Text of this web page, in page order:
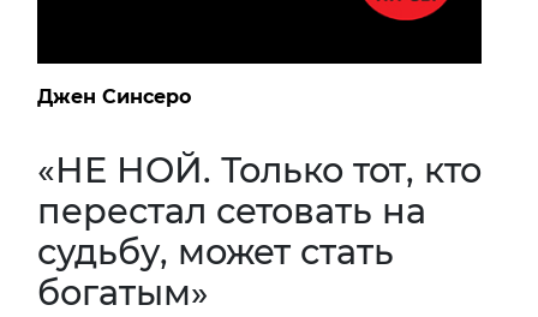
Джен Синсеро
«НЕ НОЙ. Только тот, кто
перестал сетовать на
судьбу, может стать
богатым»